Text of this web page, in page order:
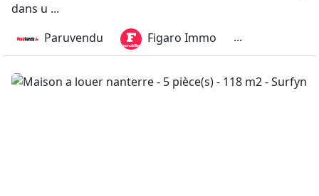
dans u ...
Paruvendu
Figaro Immo ...